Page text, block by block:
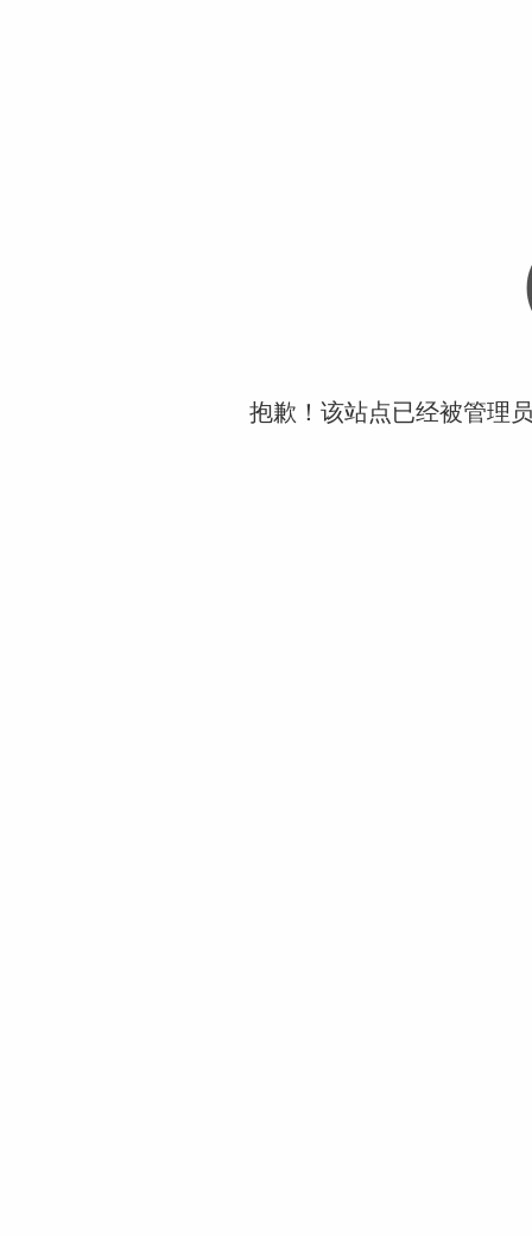
抱歉！该站点已经被管理